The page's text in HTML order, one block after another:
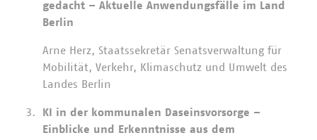
gedacht – Aktuelle Anwendungsfälle im Land
Berlin
Arne Herz, Staatssekretär Senatsverwaltung für
Mobilität, Verkehr, Klimaschutz und Umwelt des
Landes Berlin
KI in der kommunalen Daseinsvorsorge –
Einblicke und Erkenntnisse aus dem